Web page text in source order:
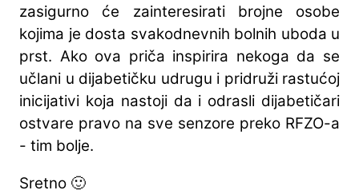
zasigurno će zainteresirati brojne osobe
kojima je dosta svakodnevnih bolnih uboda u
prst. Ako ova priča inspirira nekoga da se
učlani u dijabetičku udrugu i pridruži rastućoj
inicijativi koja nastoji da i odrasli dijabetičari
ostvare pravo na sve senzore preko RFZO-a
- tim bolje.
Sretno 🙂